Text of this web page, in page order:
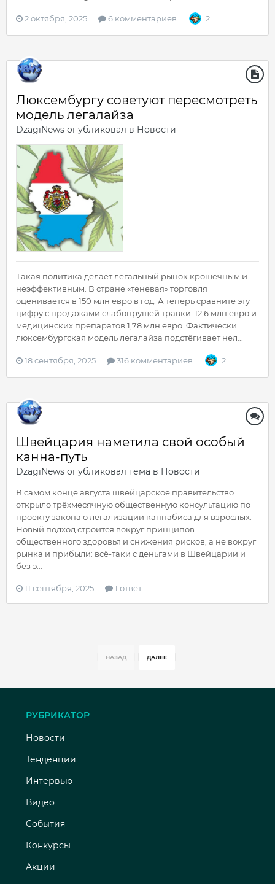
2 октября, 2025 6 комментариев 2
Люксембургу советуют пересмотреть
модель легалайза
DzagiNews опубликовал в Новости
Такая политика делает легальный рынок крошечным и
неэффективным. В стране «теневая» торговля
оценивается в 150 млн евро в год. А теперь сравните эту
цифру с продажами слабопрущей травки: 12,6 млн евро и
медицинских препаратов 1,78 млн евро. Фактически
люксембургская модель легалайза подстёгивает нел...
18 сентября, 2025 316 комментариев 2
Швейцария наметила свой особый
канна-путь
DzagiNews опубликовал тема в Новости
В самом конце августа швейцарское правительство
открыло трёхмесячную общественную консультацию по
проекту закона о легализации каннабиса для взрослых.
Новый подход строится вокруг принципов
общественного здоровья и снижения рисков, а не вокруг
рынка и прибыли: всё-таки с деньгами в Швейцарии и
без э...
11 сентября, 2025 1 ответ
НАЗАД ДАЛЕЕ
РУБРИКАТОР
Новости
Тенденции
Интервью
Видео
События
Конкурсы
Акции